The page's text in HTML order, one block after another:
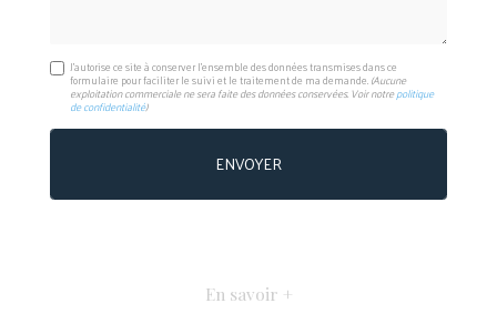
J'autorise ce site à conserver l'ensemble des données transmises dans ce
formulaire pour faciliter le suivi et le traitement de ma demande.(Aucune
exploitation commerciale ne sera faite des données conservées. Voir notrepolitique
de confidentialité)
En savoir +